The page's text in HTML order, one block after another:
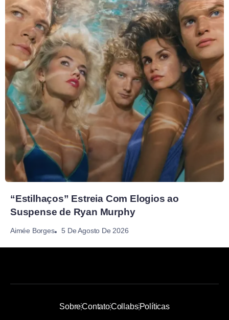
“Estilhaços” Estreia Com Elogios ao
Suspense de Ryan Murphy
Aimée Borges 5 De Agosto De 2026
SobreContatoCollabsPolíticas